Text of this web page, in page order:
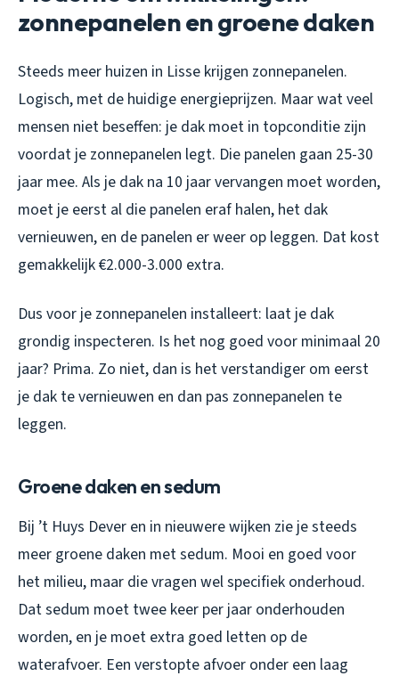
zonnepanelen en groene daken
Steeds meer huizen in Lisse krijgen zonnepanelen.
Logisch, met de huidige energieprijzen. Maar wat veel
mensen niet beseffen: je dak moet in topconditie zijn
voordat je zonnepanelen legt. Die panelen gaan 25-30
jaar mee. Als je dak na 10 jaar vervangen moet worden,
moet je eerst al die panelen eraf halen, het dak
vernieuwen, en de panelen er weer op leggen. Dat kost
gemakkelijk €2.000-3.000 extra.
Dus voor je zonnepanelen installeert: laat je dak
grondig inspecteren. Is het nog goed voor minimaal 20
jaar? Prima. Zo niet, dan is het verstandiger om eerst
je dak te vernieuwen en dan pas zonnepanelen te
leggen.
Groene daken en sedum
Bij ’t Huys Dever en in nieuwere wijken zie je steeds
meer groene daken met sedum. Mooi en goed voor
het milieu, maar die vragen wel specifiek onderhoud.
Dat sedum moet twee keer per jaar onderhouden
worden, en je moet extra goed letten op de
waterafvoer. Een verstopte afvoer onder een laag